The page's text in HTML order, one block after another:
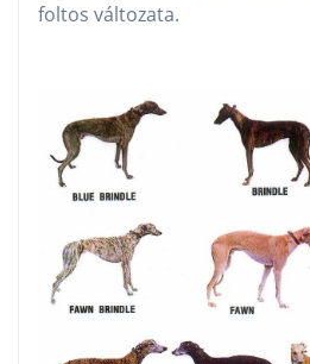
foltos változata.